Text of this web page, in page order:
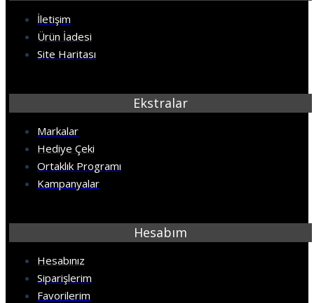
İletişim
Ürün İadesi
Site Haritası
Ekstralar
Markalar
Hediye Çeki
Ortaklık Programı
Kampanyalar
Hesabım
Hesabınız
Siparişlerim
Favorilerim